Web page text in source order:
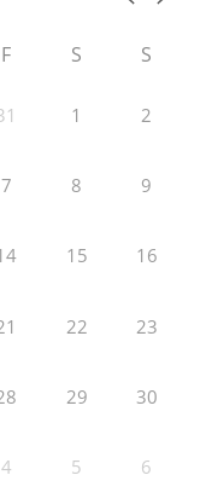
F S S
1 2
7 8 9
15 16
22 23
29 30
4 5 6